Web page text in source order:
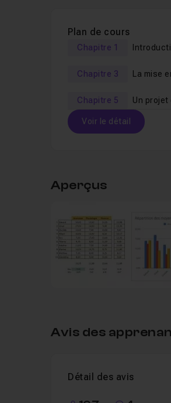
QCMest fourni en fin
Bonne découverte de
Plan de cours
Chapitre 1
Chapitre 3
La mise
Chapitre 5
Un
Voir le détail
Leçon 1 Accéder à
Chapitre 2 : Les bases
Aperçus
Avis des
Détail des avis